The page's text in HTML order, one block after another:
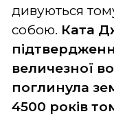
дивуються
собою. Ката
величезної
поглинула
4500 років